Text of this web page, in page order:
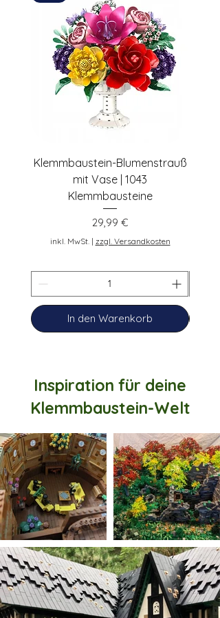
48231 Warendorf, Deutschland,
pennybricks.de -
shop@pennybricks.de
Klemmbaustein-Blumenstrauß
mit Vase | 1043
Klemmbausteine
Preis
29,99 €
inkl. MwSt.| zzgl. Versandkosten
In den Warenkorb
Inspiration für deine
Klemmbaustein-Welt